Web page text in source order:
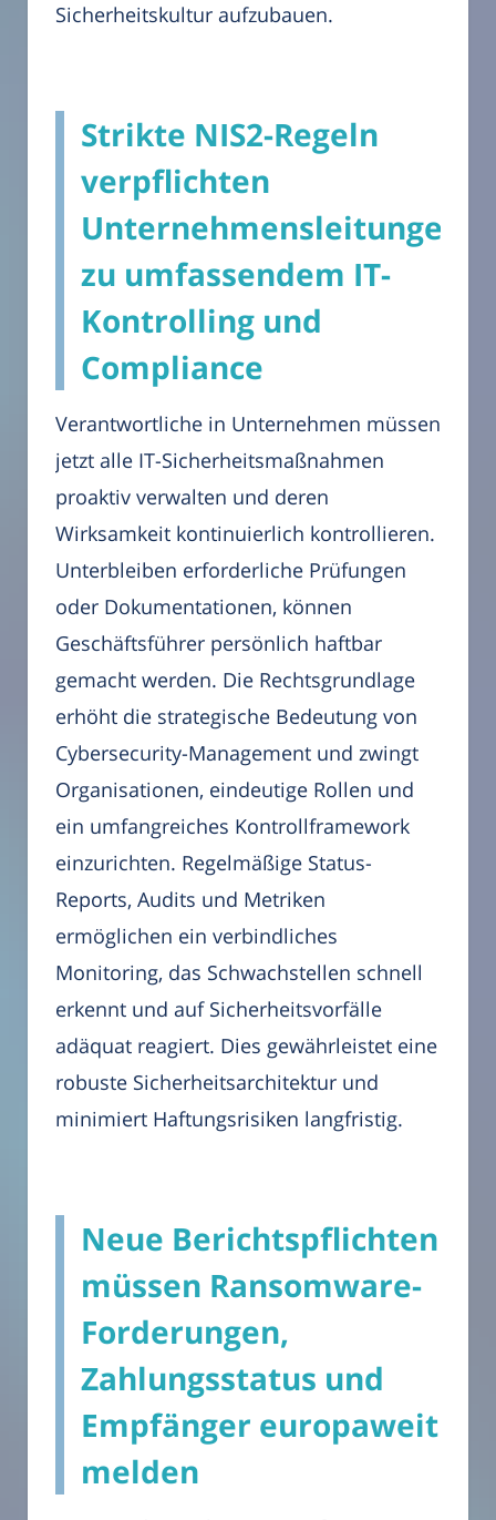
Sicherheitskultur aufzubauen.
Strikte NIS2-Regeln
verpflichten
Unternehmensleitungen
zu umfassendem IT-
Kontrolling und
Compliance
Verantwortliche in Unternehmen müssen
jetzt alle IT-Sicherheitsmaßnahmen
proaktiv verwalten und deren
Wirksamkeit kontinuierlich kontrollieren.
Unterbleiben erforderliche Prüfungen
oder Dokumentationen, können
Geschäftsführer persönlich haftbar
gemacht werden. Die Rechtsgrundlage
erhöht die strategische Bedeutung von
Cybersecurity-Management und zwingt
Organisationen, eindeutige Rollen und
ein umfangreiches Kontrollframework
einzurichten. Regelmäßige Status-
Reports, Audits und Metriken
ermöglichen ein verbindliches
Monitoring, das Schwachstellen schnell
erkennt und auf Sicherheitsvorfälle
adäquat reagiert. Dies gewährleistet eine
robuste Sicherheitsarchitektur und
minimiert Haftungsrisiken langfristig.
Neue Berichtspflichten
müssen Ransomware-
Forderungen,
Zahlungsstatus und
Empfänger europaweit
melden